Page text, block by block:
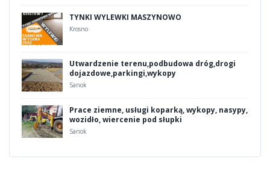
TYNKI WYLEWKI MASZYNOWO
Krosno
Utwardzenie terenu,podbudowa dróg,drogi
dojazdowe,parkingi,wykopy
Sanok
Prace ziemne, usługi koparką, wykopy, nasypy,
wozidło, wiercenie pod słupki
Sanok